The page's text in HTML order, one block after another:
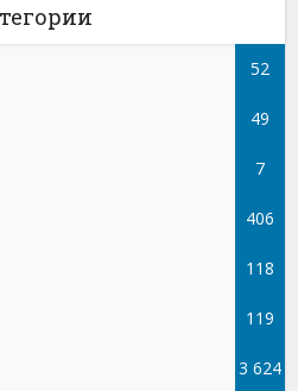
52
49
7
406
118
119
3 624